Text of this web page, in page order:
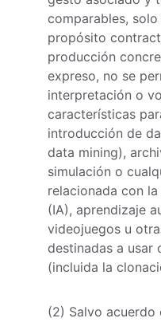
comparables,
propósito
producción
expreso, no se
interpretación o
características
introducción de
data mining),
simulación o
relacionada con
(IA), aprendizaje
videojuegos u
destinadas a usar
(incluida la
(2) Salvo